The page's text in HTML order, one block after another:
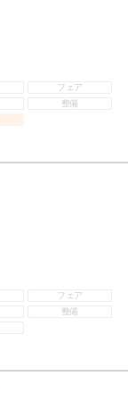
フェア
整備
フェア
整備